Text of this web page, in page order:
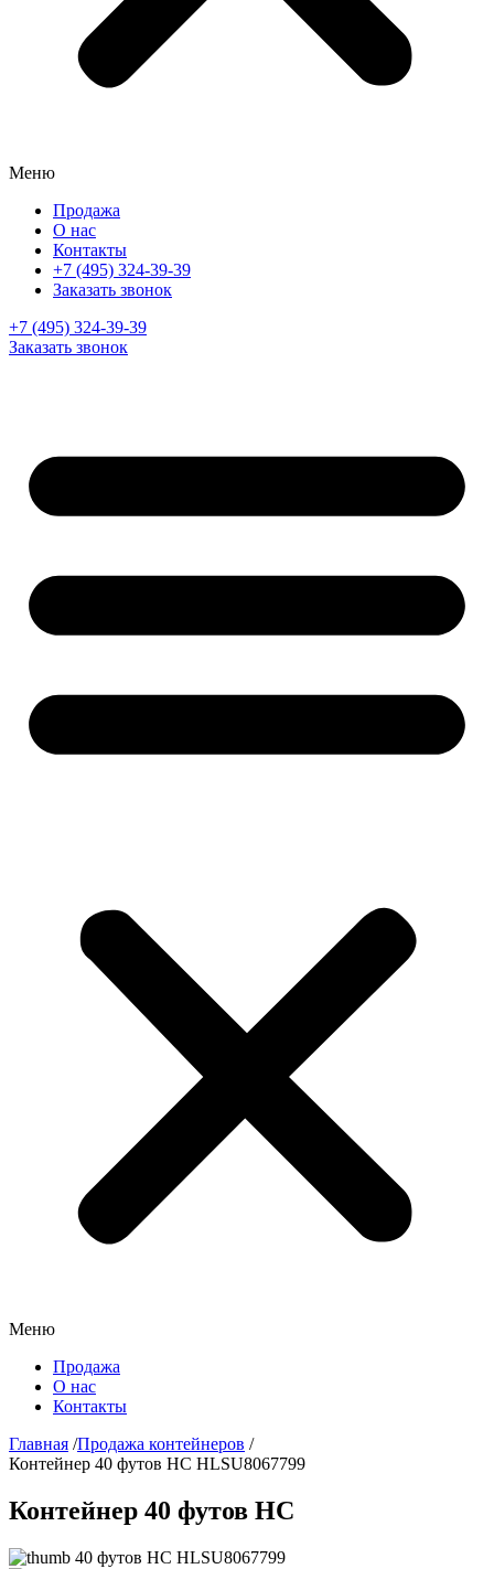
Меню
Продажа
О нас
Контакты
+7 (495) 324-39-39
Заказать звонок
+7 (495) 324-39-39
Заказать звонок
Меню
Продажа
О нас
Контакты
Главная /Продажа контейнеров /
Контейнер 40 футов HC HLSU8067799
Контейнер 40 футов HC